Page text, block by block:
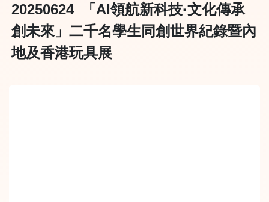
20250624_「AI領航新科技·文化傳承
創未來」二千名學生同創世界紀錄暨內
地及香港玩具展